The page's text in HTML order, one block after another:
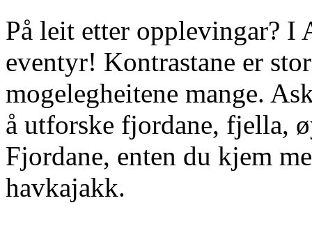
På leit etter opplevingar?
eventyr! Kontrastane er
mogelegheitene mange.
å utforske fjordane, fjella,
Fjordane, enten du kjem
havkajakk.